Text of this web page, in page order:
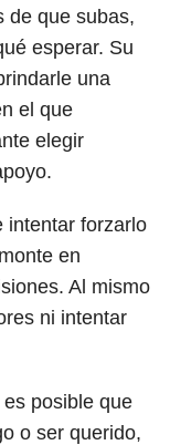
de que subas,
esperar. Su
una
el que
elegir
intentar forzarlo
en
Al mismo
ni intentar
posible que
o ser querido,